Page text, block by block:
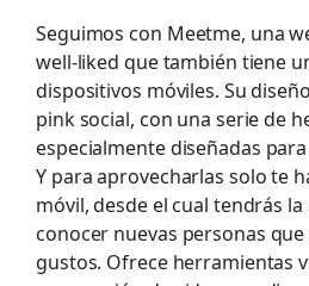
Seguimos con Meetme, una
well-liked que también tiene
dispositivos móviles. Su
pink social, con una serie de
especialmente diseñadas
Y para aprovecharlas solo te
móvil, desde el cual tendrás
conocer nuevas personas
gustos. Ofrece herramientas